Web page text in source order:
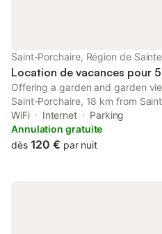
Saint-Porchaire, Région de
Location de vacances pour
Offering a garden and garden
Saint-Porchaire, 18 km from
from Saint Pierre Cathedral. It is
aux Dames and provides bicycle
WiFi Internet
Parking
Annulation gratuite
dès 120 € par nuit